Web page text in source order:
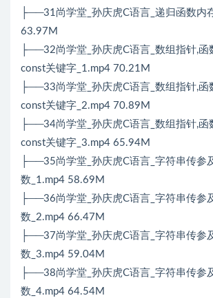
├──31尚学堂_孙庆虎C语言_递归函数内
63.97M
├──32尚学堂_孙庆虎C语言_数组指针,函
const关键字_1.mp4 70.21M
├──33尚学堂_孙庆虎C语言_数组指针,函
const关键字_2.mp4 70.89M
├──34尚学堂_孙庆虎C语言_数组指针,函
const关键字_3.mp4 65.94M
├──35尚学堂_孙庆虎C语言_字符串传参
数_1.mp4 58.69M
├──36尚学堂_孙庆虎C语言_字符串传参
数_2.mp4 66.47M
├──37尚学堂_孙庆虎C语言_字符串传参
数_3.mp4 59.04M
├──38尚学堂_孙庆虎C语言_字符串传参
数_4.mp4 64.54M